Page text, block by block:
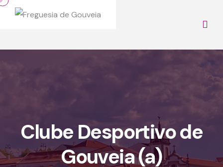
Clube Desportivo de
Gouveia (a)